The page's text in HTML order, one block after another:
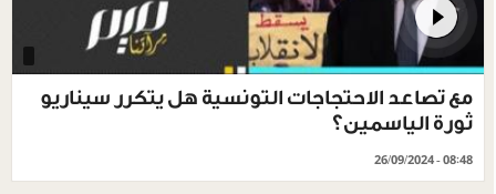
مع تصاعد الاحتجاجات التونسية هل يتكرر سيناريو
ثورة الياسمين؟
26/09/2024 - 08:48